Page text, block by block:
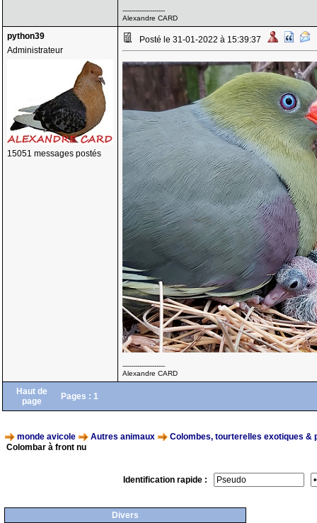
--------------------
Alexandre CARD
python39
Administrateur
15051 messages postés
Posté le 31-01-2022 à 15:39:37
--------------------
Alexandre CARD
Haut de
page
Pages : 1
monde avicole Autres animaux
Colombes, tourterelles exotiques &
Colombar à front nu
Identification rapide :
Divers